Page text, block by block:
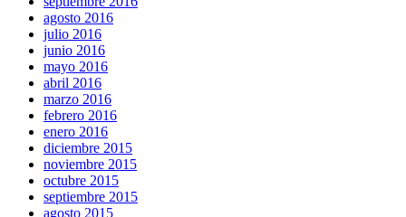
agosto 2016
julio 2016
junio 2016
mayo 2016
abril 2016
marzo 2016
febrero 2016
enero 2016
diciembre 2015
noviembre 2015
octubre 2015
septiembre 2015
agosto 2015